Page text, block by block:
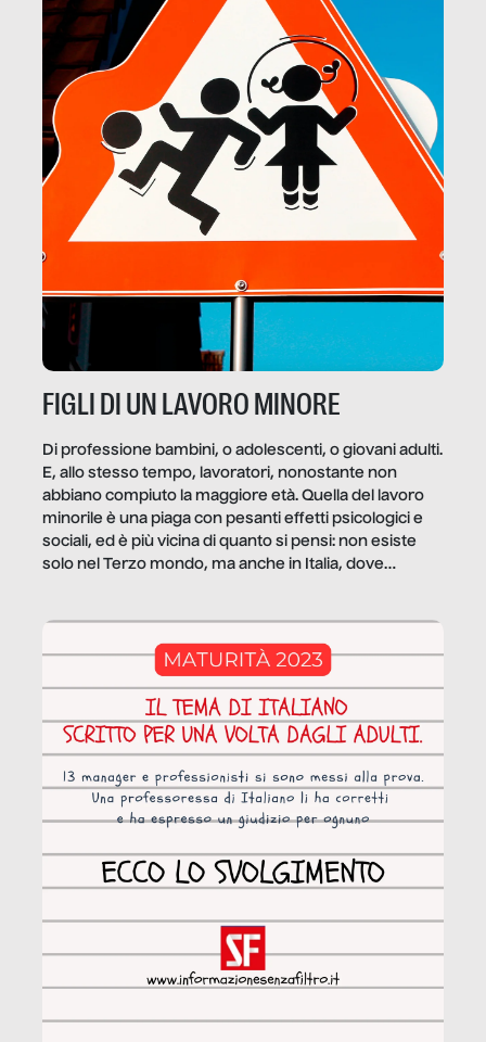
FIGLI DI UN LAVORO MINORE
Di professione bambini, o adolescenti, o giovani adulti.
E, allo stesso tempo, lavoratori, nonostante non
abbiano compiuto la maggiore età. Quella del lavoro
minorile è una piaga con pesanti effetti psicologici e
sociali, ed è più vicina di quanto si pensi: non esiste
solo nel Terzo mondo, ma anche in Italia, dove